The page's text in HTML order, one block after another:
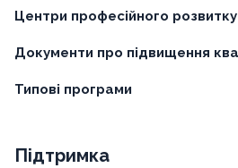
Центри професійного розвитку
Документи про підвищення
Типові програми
Підтримка